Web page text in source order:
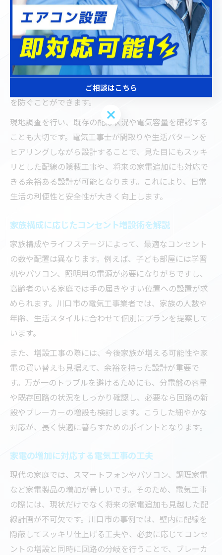
な場所にコンセントを適切に増設することが重要です。
埼玉県川口市での電気工事では、使い勝手や安全性を考
慮しながら、家具や家電の配置を踏まえた増設計画が求
められます。例えば、リビングやキッチン、玄関近くな
ど、家族が集まりやすい場所や電源が必要なポイントを
事前に洗い出すことで、タコ足配線や延長コードの乱用
を防ぐことができます。
現地調査を行い、既存の配線状況や電気容量を確認する
ことも大切です。電気工事士が間取りや生活パターンを
ヒアリングしながら設計することで、見た目にもスッキ
リとした配線の隠蔽工事や、将来の家電追加にも対応で
きる余裕ある設計が可能となります。これにより、日常
生活の利便性と安全性が大きく向上します。
家族構成に応じたコンセント増設術を解説
家族構成やライフステージによって、最適なコンセント
の数や配置は異なります。例えば、子ども部屋には学習
机やパソコン、照明用の電源が必要になりがちですし、
高齢者のいる家庭では手の届きやすい位置への設置が求
められます。川口市の電気工事業者では、家族の人数や
年齢、生活スタイルに合わせて個別にプランを提案して
います。
また、増設工事の際には、今後家族が増える可能性や家
電の買い替えも見据えて、余裕を持った設計が重要で
す。万が一のトラブルを避けるためにも、分電盤の容量
や既存回路の状況をしっかり確認し、必要なら回路の新
設やブレーカーの増設も検討します。こうした細やかな
対応が、長く快適に暮らすためのポイントとなります。
家電の増加に対応する電気工事の工夫
現代の家庭では、スマートフォンやパソコン、調理家電
など家電製品の増加が著しいです。そのため、電気工事
の際には、現状だけでなく将来の家電追加も見越した配
線計画が不可欠です。川口市の事例では、壁内に配線を
隠蔽してスッキリ仕上げる工夫や、必要に応じてコンセ
ントの増設と同時に回路の分岐を行うことで、ブレーカ
ご相談はこちら
ご相談はこちら